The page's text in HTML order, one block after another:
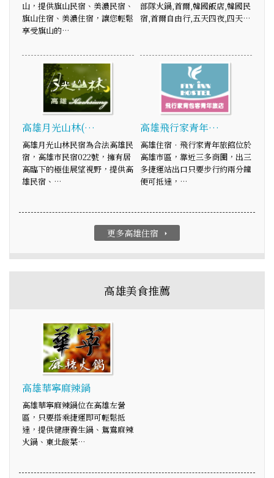
山，提供旗山民宿、美濃民宿、
旗山住宿、美濃住宿，讓您輕鬆
享受旗山的…
部隊火鍋,首爾,韓國飯店,韓國民
宿,首爾自由行,五天四夜,四天…
高雄月光山林(…
高雄月光山林民宿為合法高雄民
宿，高雄市民宿022號，擁有居
高臨下的極佳展望視野，提供高
雄民宿、…
高雄飛行家青年…
高雄住宿．飛行家青年旅館位於
高雄市區，靠近三多商圈，出三
多捷運站出口只要步行約兩分鐘
便可抵達，…
更多高雄住宿 arrow_right
高雄美食推薦
高雄華寧麻辣鍋
高雄華寧麻辣鍋位在高雄左營
區，只要搭乘捷運即可輕鬆抵
達，提供健康養生鍋、鴛鴦麻辣
火鍋、東北酸菜…